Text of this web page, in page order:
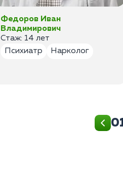
Федоров Иван
Владимирович
Стаж: 14 лет
Психиатр
Нарколог